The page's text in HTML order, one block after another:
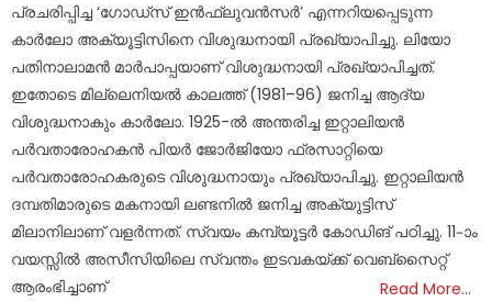
പ്രചരിപ്പിച്ച ‘ഗോഡ്സ് ഇൻഫ്ലുവൻസർ’ എന്നറിയപ്പെടുന്ന
കാർലോ അക്യൂട്ടിസിനെ വിശുദ്ധനായി പ്രഖ്യാപിച്ചു. ലിയോ
പതിനാലാമൻ മാർപാപ്പയാണ് വിശുദ്ധനായി പ്രഖ്യാപിച്ചത്.
ഇതോടെ മില്ലെനിയൽ കാലത്ത് (1981–96) ജനിച്ച ആദ്യ
വിശുദ്ധനാകും കാർലോ. 1925-ൽ അന്തരിച്ച ഇറ്റാലിയൻ
പർവതാരോഹകൻ പിയർ ജോർജിയോ ഫ്രസാറ്റിയെ
പർവതാരോഹകരുടെ വിശുദ്ധനായും പ്രഖ്യാപിച്ചു. ഇറ്റാലിയൻ
ദമ്പതിമാരുടെ മകനായി ലണ്ടനിൽ ജനിച്ച അക്യുട്ടിസ്
മിലാനിലാണ് വളർന്നത്. സ്വയം കമ്പ്യൂട്ടർ കോഡിങ് പഠിച്ചു. 11–ാം
വയസ്സിൽ അസീസിയിലെ സ്വന്തം ഇടവകയ്ക്ക് വെബ്സൈറ്റ്
ആരംഭിച്ചാണ്
Read More…